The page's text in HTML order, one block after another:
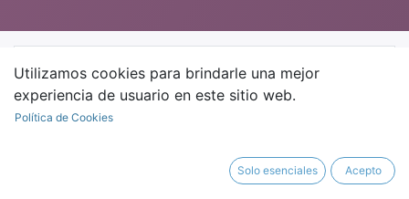
Join this Course Más información
Utilizamos cookies para brindarle una mejor
experiencia de usuario en este sitio web.
Política de Cookies
Solo esenciales Acepto